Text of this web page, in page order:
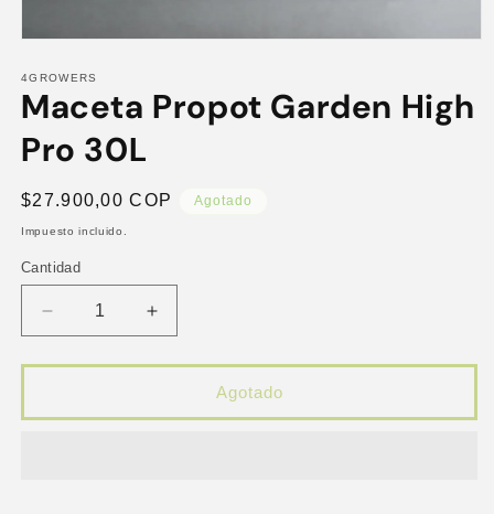
multimedia
1
en
ventana
modal
4GROWERS
Maceta Propot Garden High
Pro 30L
Precio
habitual
$27.900,00 COP Agotado
Impuesto incluido.
Cantidad
Reducir
cantidad
para
Propot
Aumentar
cantidad
para
Propot
Agotado